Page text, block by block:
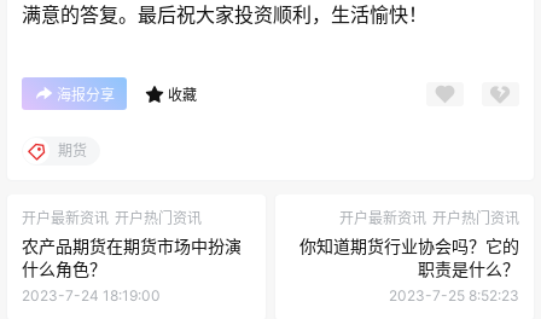
满意的答复。最后祝大家投资顺利，生活愉快！
海报分享 收藏
期货
开户最新资讯 开户热门资讯
农产品期货在期货市场中扮演
什么角色？
2023-7-24 18:19:00
开户最新资讯 开户热门资讯
你知道期货行业协会吗？它的
职责是什么？
2023-7-25 8:52:23